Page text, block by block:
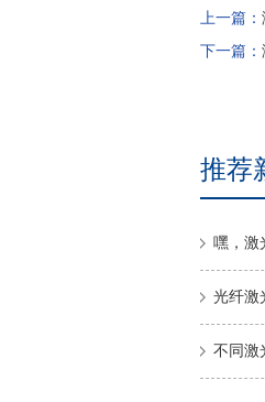
上一篇：
下一篇：
推荐
嘿，激
光纤激
不同激